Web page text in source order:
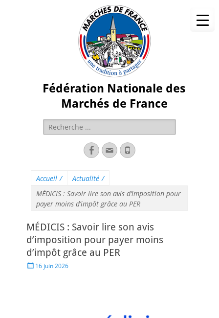
Fédération Nationale des
Marchés de France
Accueil / Actualité /
MÉDICIS : Savoir lire son avis d’imposition pour
payer moins d’impôt grâce au PER
MÉDICIS : Savoir lire son avis
d’imposition pour payer moins
d’impôt grâce au PER
16 juin 2026